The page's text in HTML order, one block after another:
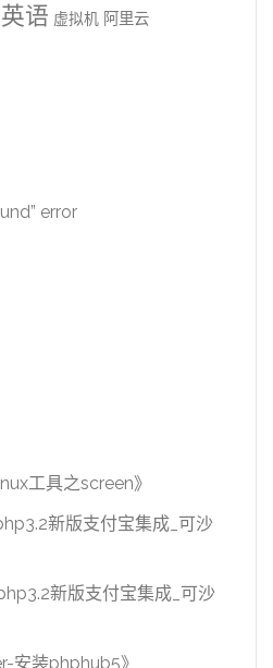
英语 虚拟机 阿里云
error
工具之screen》
新版支付宝集成_可沙
新版支付宝集成_可沙
安装phphub5》